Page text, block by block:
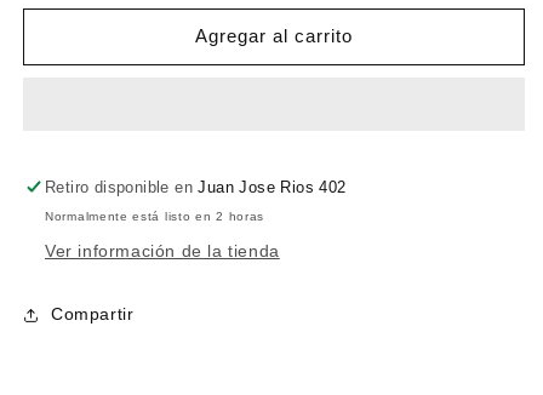
para
canela
para
Negra
canela
Agregar al carrito
Retiro disponible enJuan Jose Rios 402
Normalmente está listo en 2 horas
Ver información de la tienda
Compartir